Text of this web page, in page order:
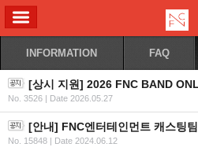
INFORMATION FAQ
[상시 지원] 2026 FNC BAND
No. 3526 | Date 2026.05.27
[안내] FNC엔터테인먼트 캐스팅
No. 15848 | Date 2024.06.12